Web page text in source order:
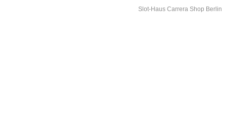
Slot-Haus Carrera Shop Berlin